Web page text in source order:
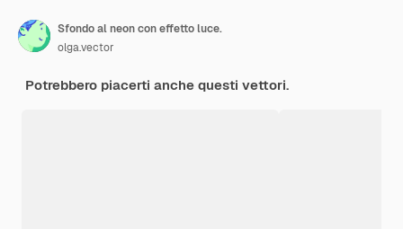
Sfondo al neon con effetto luce.
olga.vector
Potrebbero piacerti anche questi vettori.